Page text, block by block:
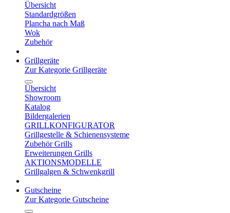
Übersicht
Standardgrößen
Plancha nach Maß
Wok
Zubehör
Grillgeräte
Zur Kategorie Grillgeräte
Übersicht
Showroom
Katalog
Bildergalerien
GRILLKONFIGURATOR
Grillgestelle & Schienensysteme
Zubehör Grills
Erweiterungen Grills
AKTIONSMODELLE
Grillgalgen & Schwenkgrill
Gutscheine
Zur Kategorie Gutscheine